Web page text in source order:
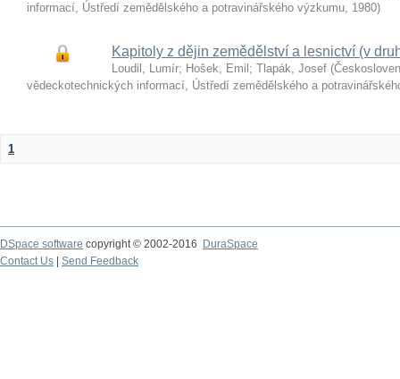
informací, Ústředí zemědělského a potravinářského výzkumu, 1980)
Kapitoly z dějin zemědělství a lesnictví (v
Loudil, Lumír; Hošek, Emil ; Tlapák, Josef (
vědeckotechnických informací, Ústředí zemědělského a
1
DSpace software copyright © 2002-2016
DuraSpace
Contact Us
Send Feedback